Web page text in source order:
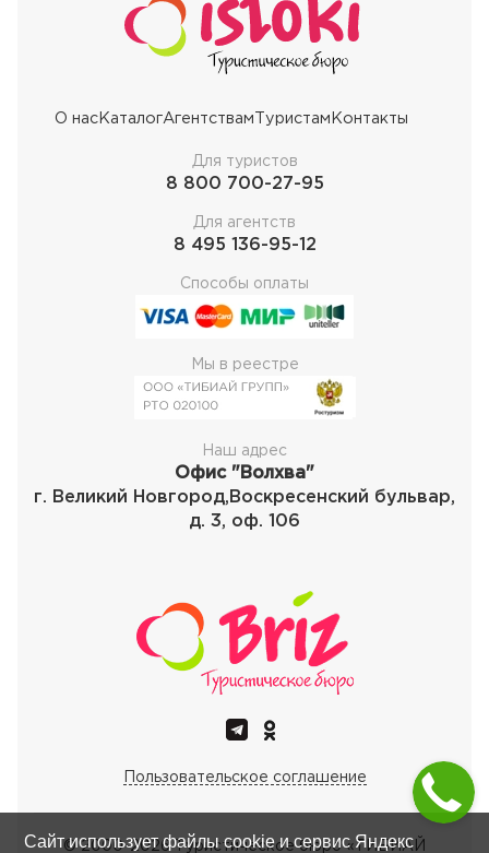
О насКаталогАгентствам Туристам Контакты
Для туристов
8 800 700-27-95
Для агентств
8 495 136-95-12
Способы оплаты
Мы в реестре
Наш адрес
Офис "Волхва"
г. Великий Новгород,Воскресенский бульвар,
д. 3, оф. 106
Пользовательское соглашение
© 2000-2026Туристическое бюро «ТИБИАЙ
Сайт использует файлы cookie и сервис Яндекс